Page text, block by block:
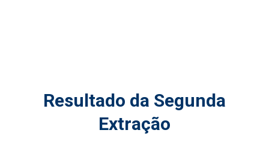
Resultado da Segunda
Extração